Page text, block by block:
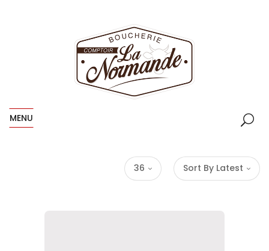
MENU
Sort By Latest
36